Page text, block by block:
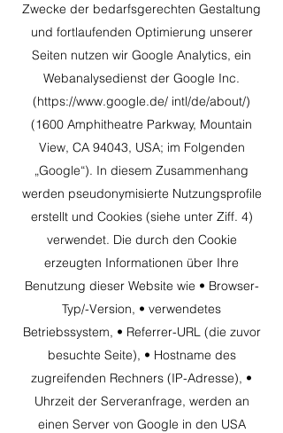
Zwecke der bedarfsgerechten Gestaltung
und fortlaufenden Optimierung unserer
Seiten nutzen wir Google Analytics, ein
Webanalysedienst der Google Inc.
(https://www.google.de/ intl/de/about/)
(1600 Amphitheatre Parkway, Mountain
View, CA 94043, USA; im Folgenden
„Google“). In diesem Zusammenhang
werden pseudonymisierte Nutzungsprofile
erstellt und Cookies (siehe unter Ziff. 4)
verwendet. Die durch den Cookie
erzeugten Informationen über Ihre
Benutzung dieser Website wie • Browser-
Typ/-Version, • verwendetes
Betriebssystem, • Referrer-URL (die zuvor
besuchte Seite), • Hostname des
zugreifenden Rechners (IP-Adresse), •
Uhrzeit der Serveranfrage, werden an
einen Server von Google in den USA